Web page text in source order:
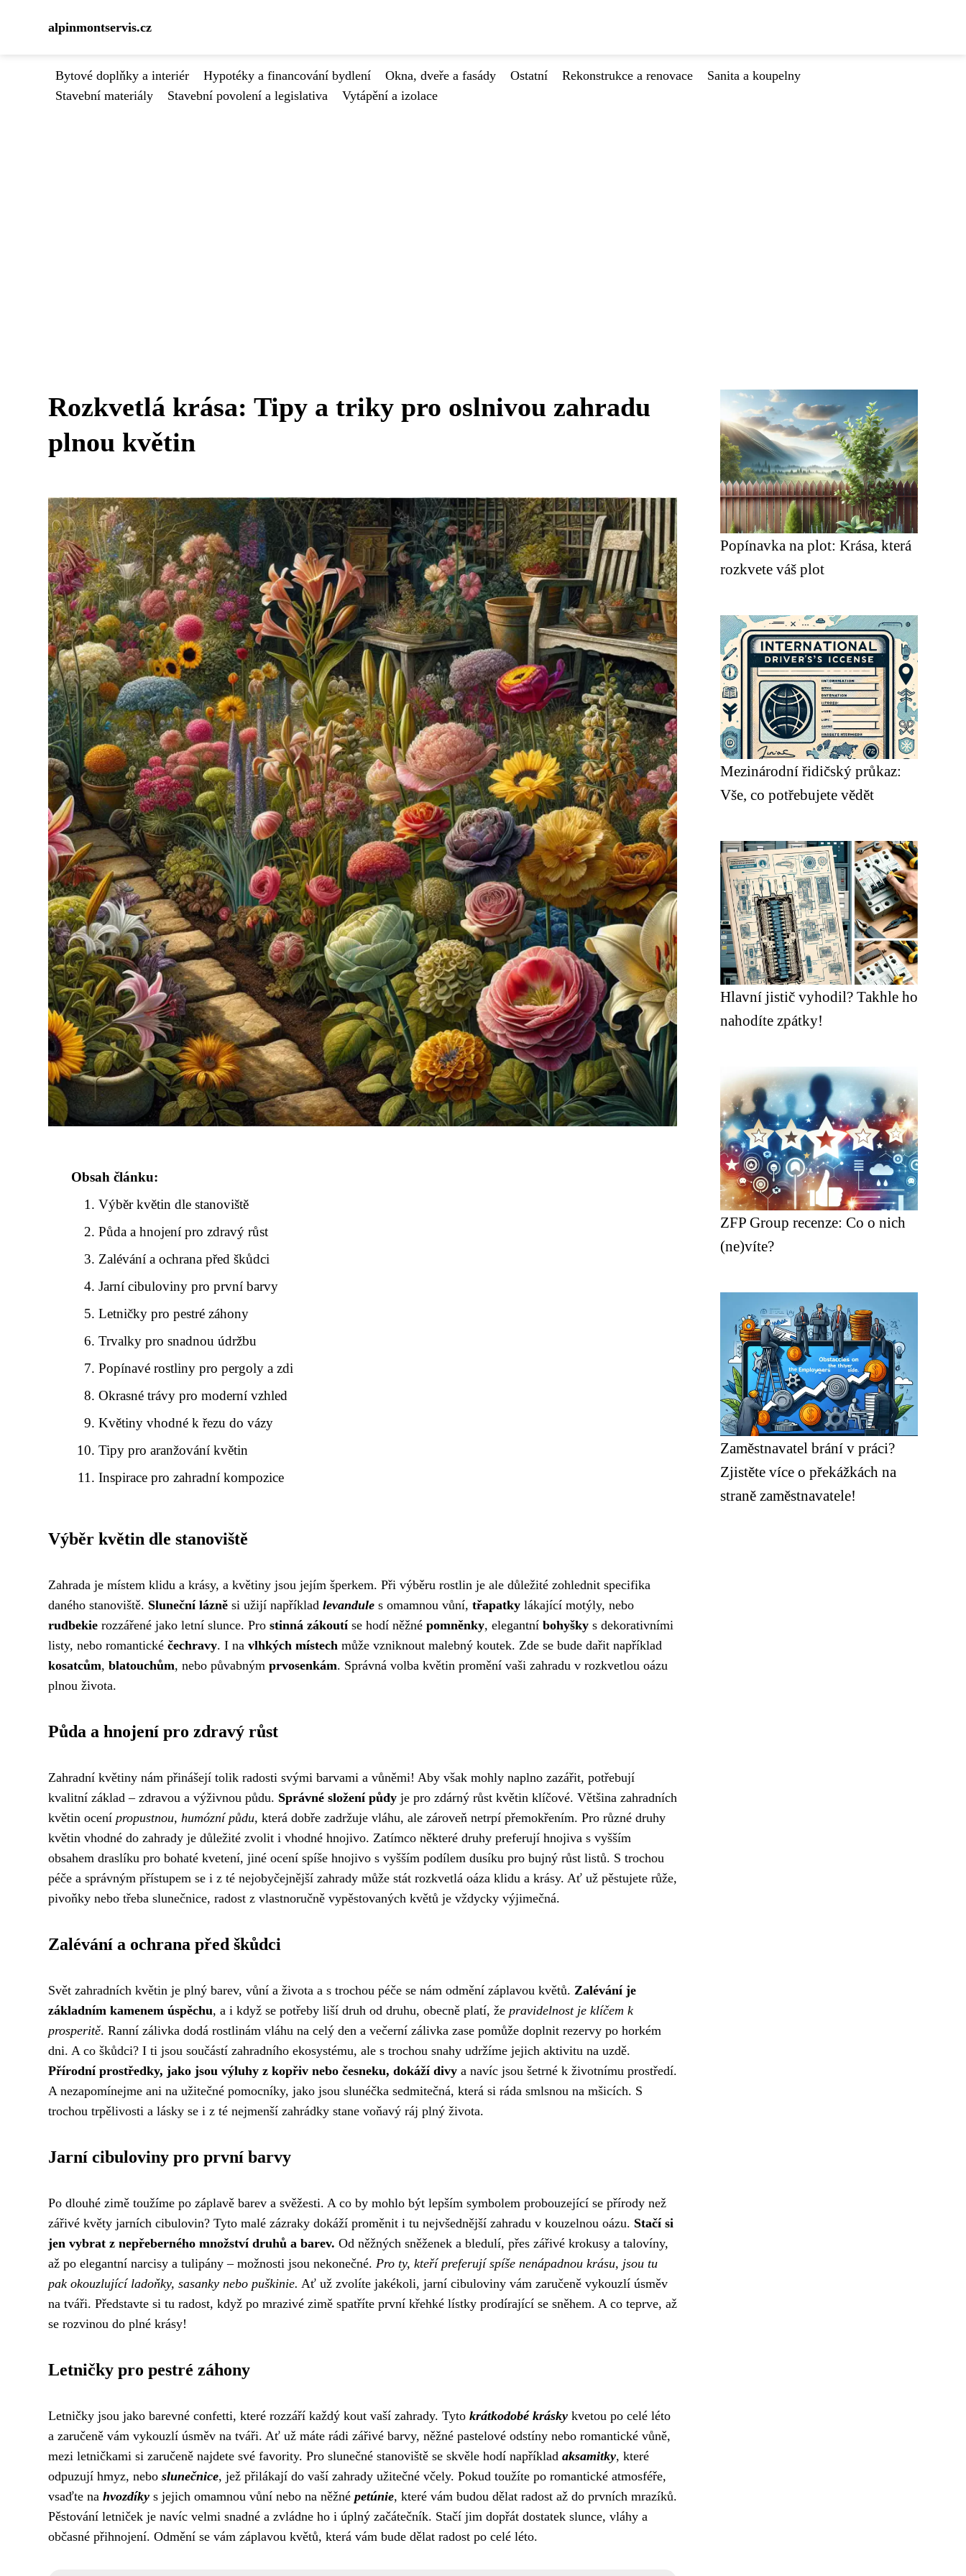
alpinmontservis.cz
Bytové doplňky a interiér Hypotéky a financování bydlení Okna, dveře a fasády Ostatní Rekonstrukce a renovace
Sanita a koupelny
Stavební materiály
Stavební povolení a legislativa Vytápění a izolace
Rozkvetlá krása: Tipy a triky pro oslnivou zahradu
plnou květin
Obsah článku:
Výběr květin dle stanoviště
Půda a hnojení pro zdravý růst
Zalévání a ochrana před škůdci
Jarní cibuloviny pro první barvy
Letničky pro pestré záhony
Trvalky pro snadnou údržbu
Popínavé rostliny pro pergoly a zdi
Okrasné trávy pro moderní vzhled
Květiny vhodné k řezu do vázy
Tipy pro aranžování květin
Inspirace pro zahradní kompozice
Výběr květin dle stanoviště
Zahrada je místem klidu a krásy, a květiny jsou jejím šperkem. Při výběru rostlin je ale důležité zohlednit specifika
daného stanoviště. Sluneční lázně si užijí například levandule s omamnou vůní, třapatky lákající motýly, nebo
rudbekie rozzářené jako letní slunce. Pro stinná zákoutíse hodí něžné pomněnky, elegantní bohyšky s dekorativními
listy, nebo romantické čechravy. I na vlhkých místech může vzniknout malebný koutek. Zde se bude dařit například
kosatcům, blatouchům, nebo půvabným prvosenkám. Správná volba květin promění vaši zahradu v rozkvetlou oázu
plnou života.
Půda a hnojení pro zdravý růst
Zahradní květiny nám přinášejí tolik radosti svými barvami a vůněmi! Aby však mohly naplno zazářit, potřebují
kvalitní základ – zdravou a výživnou půdu. Správné složení půdy je pro zdárný růst květin klíčové. Většina zahradních
květin ocení propustnou, humózní půdu, která dobře zadržuje vláhu, ale zároveň netrpí přemokřením. Pro různé druhy
květin vhodné do zahrady je důležité zvolit i vhodné hnojivo. Zatímco některé druhy preferují hnojiva s vyšším
obsahem draslíku pro bohaté kvetení, jiné ocení spíše hnojivo s vyšším podílem dusíku pro bujný růst listů. S trochou
péče a správným přístupem se i z té nejobyčejnější zahrady může stát rozkvetlá oáza klidu a krásy. Ať už pěstujete růže,
pivoňky nebo třeba slunečnice, radost z vlastnoručně vypěstovaných květů je vždycky výjimečná.
Zalévání a ochrana před škůdci
Svět zahradních květin je plný barev, vůní a života a s trochou péče se nám odmění záplavou květů. Zalévání je
základním kamenem úspěchu, a i když se potřeby liší druh od druhu, obecně platí, že pravidelnost je klíčem k
prosperitě. Ranní zálivka dodá rostlinám vláhu na celý den a večerní zálivka zase pomůže doplnit rezervy po horkém
dni. A co škůdci? I ti jsou součástí zahradního ekosystému, ale s trochou snahy udržíme jejich aktivitu na uzdě.
Přírodní prostředky, jako jsou výluhy z kopřiv nebo česneku, dokáží divy a navíc jsou šetrné k životnímu prostředí.
A nezapomínejme ani na užitečné pomocníky, jako jsou slunéčka sedmitečná, která si ráda smlsnou na mšicích. S
trochou trpělivosti a lásky se i z té nejmenší zahrádky stane voňavý ráj plný života.
Jarní cibuloviny pro první barvy
Po dlouhé zimě toužíme po záplavě barev a svěžesti. A co by mohlo být lepším symbolem probouzející se přírody než
zářivé květy jarních cibulovin? Tyto malé zázraky dokáží proměnit i tu nejvšednější zahradu v kouzelnou oázu. Stačí si
jen vybrat z nepřeberného množství druhů a barev. Od něžných sněženek a bledulí, přes zářivé krokusy a talovíny,
až po elegantní narcisy a tulipány – možnosti jsou nekonečné. Pro ty, kteří preferují spíše nenápadnou krásu, jsou tu
pak okouzlující ladoňky, sasanky nebo puškinie. Ať už zvolíte jakékoli, jarní cibuloviny vám zaručeně vykouzlí úsměv
na tváři. Představte si tu radost, když po mrazivé zimě spatříte první křehké lístky prodírající se sněhem. A co teprve, až
se rozvinou do plné krásy!
Letničky pro pestré záhony
Letničky jsou jako barevné confetti, které rozzáří každý kout vaší zahrady. Tyto krátkodobé krásky kvetou po celé léto
a zaručeně vám vykouzlí úsměv na tváři. Ať už máte rádi zářivé barvy, něžné pastelové odstíny nebo romantické vůně,
mezi letničkami si zaručeně najdete své favority. Pro slunečné stanoviště se skvěle hodí například aksamitky, které
odpuzují hmyz, nebo slunečnice, jež přilákají do vaší zahrady užitečné včely. Pokud toužíte po romantické atmosféře,
vsaďte na hvozdíky s jejich omamnou vůní nebo na něžné petúnie, které vám budou dělat radost až do prvních mrazíků.
Pěstování letniček je navíc velmi snadné a zvládne ho i úplný začátečník. Stačí jim dopřát dostatek slunce, vláhy a
občasné přihnojení. Odmění se vám záplavou květů, která vám bude dělat radost po celé léto.
Popínavka na plot: Krása, která
rozkvete váš plot
Mezinárodní řidičský průkaz:
Vše, co potřebujete vědět
Hlavní jistič vyhodil? Takhle ho
nahodíte zpátky!
ZFP Group recenze: Co o nich
(ne)víte?
Zaměstnavatel brání v práci?
Zjistěte více o překážkách na
straně zaměstnavatele!